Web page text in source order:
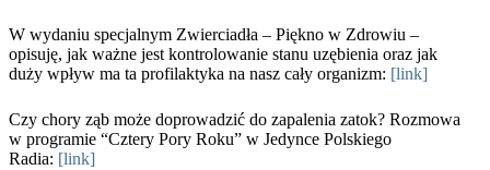
W wydaniu specjalnym Zwierciadła – Piękno w Zdrowiu –
opisuję, jak ważne jest kontrolowanie stanu uzębienia oraz jak
duży wpływ ma ta profilaktyka na nasz cały organizm: [link]
Czy chory ząb może doprowadzić do zapalenia zatok? Rozmowa
w programie “Cztery Pory Roku” w Jedynce Polskiego
Radia: [link]